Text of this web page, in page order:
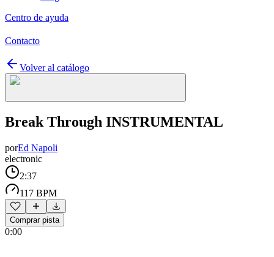
Centro de ayuda
Contacto
Volver al catálogo
Break Through INSTRUMENTAL
porEd Napoli
electronic
2:37
117 BPM
Comprar pista
0:00